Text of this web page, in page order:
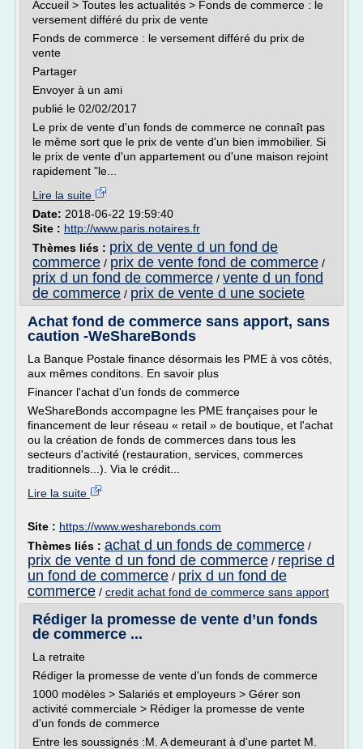
Accueil > Toutes les actualités > Fonds de commerce : le
versement différé du prix de vente
Fonds de commerce : le versement différé du prix de
vente
Partager
Envoyer à un ami
publié le 02/02/2017
Le prix de vente d'un fonds de commerce ne connaît pas
le même sort que le prix de vente d'un bien immobilier. Si
le prix de vente d'un appartement ou d'une maison rejoint
rapidement "le...
Lire la suite
Date: 2018-06-22 19:59:40
Site : http://www.paris.notaires.fr
Thèmes liés : prix de vente d un fond de
commerce / prix de vente fond de commerce /
prix d un fond de commerce / vente d un fond
de commerce / prix de vente d une societe
Achat fond de commerce sans apport, sans
caution -WeShareBonds
La Banque Postale finance désormais les PME à vos côtés,
aux mêmes conditons. En savoir plus
Financer l'achat d'un fonds de commerce
WeShareBonds accompagne les PME françaises pour le
financement de leur réseau « retail » de boutique, et l'achat
ou la création de fonds de commerces dans tous les
secteurs d'activité (restauration, services, commerces
traditionnels...). Via le crédit...
Lire la suite
Site : https://www.wesharebonds.com
Thèmes liés : achat d un fonds de commerce /
prix de vente d un fond de commerce / reprise d
un fond de commerce / prix d un fond de
commerce / credit achat fond de commerce sans apport
Rédiger la promesse de vente d’un fonds
de commerce ...
La retraite
Rédiger la promesse de vente d'un fonds de commerce
1000 modèles > Salariés et employeurs > Gérer son
activité commerciale > Rédiger la promesse de vente
d'un fonds de commerce
Entre les soussignés :M. A demeurant à d'une partet M.